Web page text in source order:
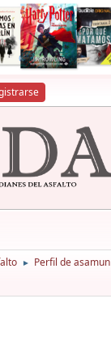
► Perfil de asamun